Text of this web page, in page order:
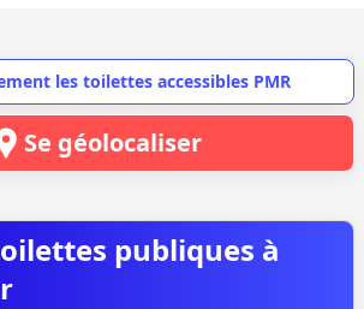
les toilettes accessibles PMR
Se géolocaliser
publiques à